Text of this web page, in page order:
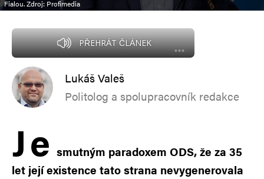
Fialou. Zdroj: Profimedia
PŘEHRÁT ČLÁNEK
Lukáš Valeš
Politolog a spolupracovník redakce
Je smutným paradoxem ODS, že za 35
let její existence tato strana nevygenerovala